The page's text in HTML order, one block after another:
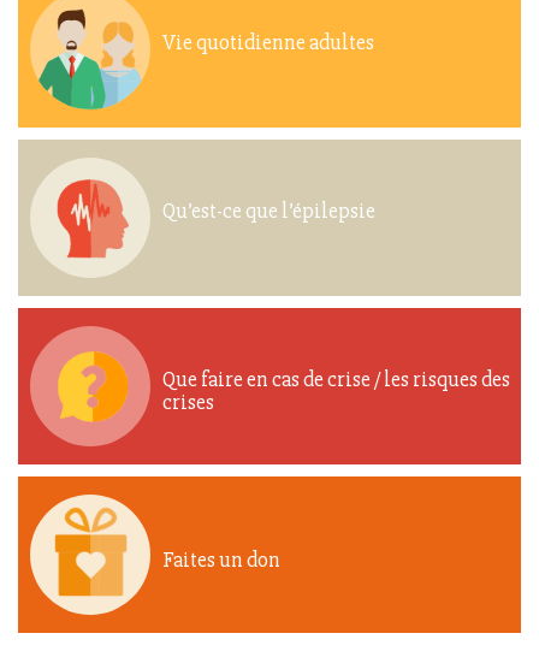
Vie quotidienne adultes
Qu’est-ce que l’épilepsie
Que faire en cas de crise / les risques des
crises
Faites un don